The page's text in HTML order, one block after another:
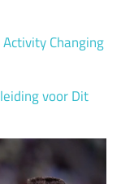
Changing
voor Dit